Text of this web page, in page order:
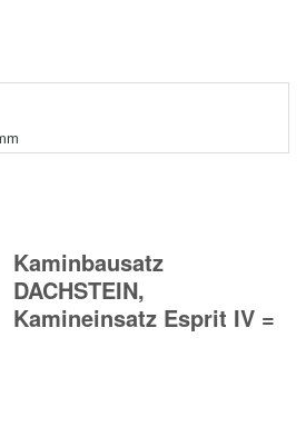
Kaminbausatz
DACHSTEIN,
Kamineinsatz Esprit IV =